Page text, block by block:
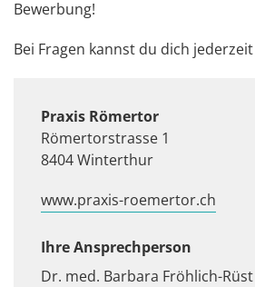
Bewerbung!
Bei Fragen kannst du dich
Praxis Römertor
Römertorstrasse 1
8404 Winterthur
www.praxis-roemertor.ch
Ihre Ansprechperson
Dr. med. Barbara Fröhlich-